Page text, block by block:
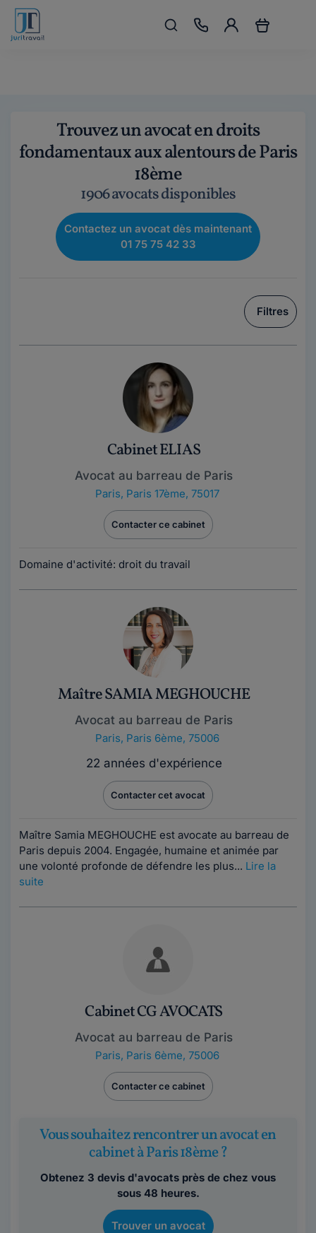
Trouvez un avocat en droits
fondamentaux aux alentours de Paris
18ème
1906 avocats disponibles
Contactez un avocat dès maintenant
01 75 75 42 33
Filtres
Cabinet ELIAS
Avocat au barreau de Paris
Paris, Paris 17ème, 75017
Contacter ce cabinet
Domaine d'activité: droit du travail
Maître SAMIA MEGHOUCHE
Avocat au barreau de Paris
Paris, Paris 6ème, 75006
22 années d'expérience
Contacter cet avocat
Maître Samia MEGHOUCHE est avocate au barreau de
Paris depuis 2004. Engagée, humaine et animée par
une volonté profonde de défendre les plus... Lire la
suite
Cabinet CG AVOCATS
Avocat au barreau de Paris
Paris, Paris 6ème, 75006
Contacter ce cabinet
Vous souhaitez rencontrer un avocat en
cabinet à Paris 18ème ?
Obtenez 3 devis d'avocats près de chez vous
sous 48 heures.
Trouver un avocat